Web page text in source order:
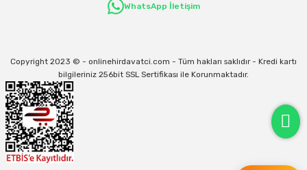
31/12/2026 Tarihine Kadar Geçerlidir
WhatsApp İletişim
Copyright 2023 © - onlinehirdavatci.com - Tüm hakları saklıdır - Kredi kartı
bilgileriniz 256bit SSL Sertifikası ile Korunmaktadır.